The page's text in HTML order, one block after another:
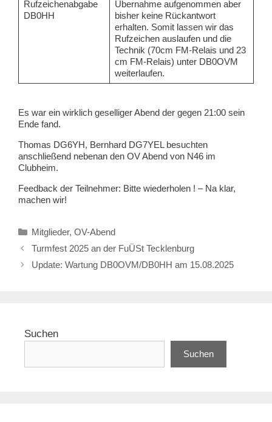
Rufzeichenabgabe
DB0HH
Übernahme aufgenommen aber
bisher keine Rückantwort
erhalten. Somit lassen wir das
Rufzeichen auslaufen und die
Technik (70cm FM-Relais und 23
cm FM-Relais) unter DB0OVM
weiterlaufen.
Es war ein wirklich geselliger Abend der gegen 21:00 sein
Ende fand.
Thomas DG6YH, Bernhard DG7YEL besuchten
anschließend nebenan den OV Abend von N46 im
Clubheim.
Feedback der Teilnehmer: Bitte wiederholen ! – Na klar,
machen wir!
Kategorien
Mitglieder, OV-Abend
Turmfest 2025 an der FuÜSt Tecklenburg
Update: Wartung DB0OVM/DB0HH am 15.08.2025
Suchen
Suchen